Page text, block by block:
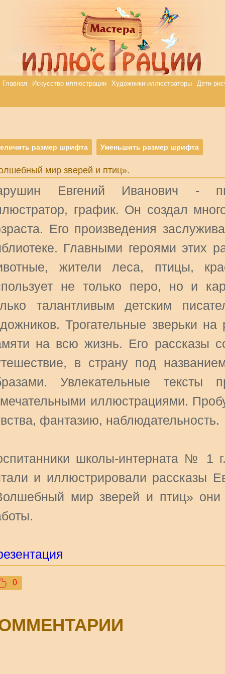
Главная Искусство иллюстрации Художники-иллюстраторы Дети
размер шрифта Уменьшить размер шрифта
мир зверей и птиц».
Евгений Иванович -
график. Он создал
Его произведения
Главными героями этих
жители леса, птицы,
не только перо, но и
талантливым детским
Трогательные зверьки
на всю жизнь. Его рассказы
в страну под
Увлекательные тексты
иллюстрациями.
фантазию, наблюдательность.
школы-интерната № 1
и иллюстрировали рассказы
мир зверей и птиц» они
0